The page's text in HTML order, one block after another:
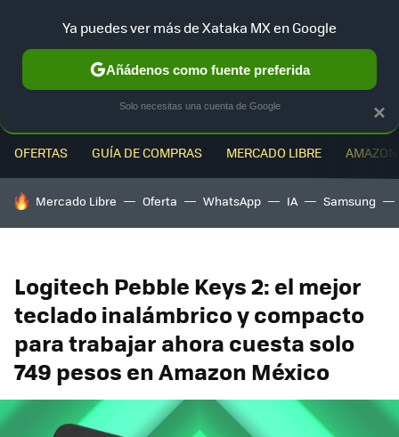
OFERTAS GUÍA DE COMPRAS MERCADO LIBRE
HOY SE HABLA DE
Mercado Libre Oferta WhatsApp IA Samsung
Logitech Pebble Keys 2: el mejor
teclado inalámbrico y compacto
para trabajar ahora cuesta solo
749 pesos en Amazon México
×
Ya puedes ver más de Xataka MX en Google
Añádenos como fuente preferida
Solo necesitas una cuenta de Google